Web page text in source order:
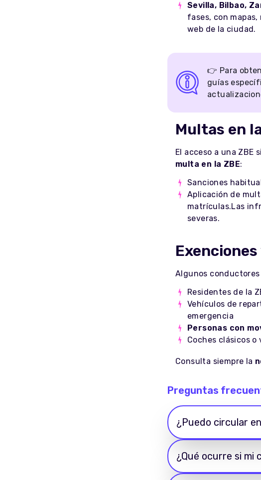
Sevilla, Bilbao,
fases, con
web de la ciudad.
👉 Para
guías
Multas en
El acceso a una ZBE
multa en la ZBE:
Sanciones
Aplicación de
matrículas.Las
severas.
Algunos
Residentes de la
Vehículos de
emergencia
Personas con
Coches clásicos o
Consulta siempre la
Preguntas
¿Puedo circular
¿Qué ocurre si mi